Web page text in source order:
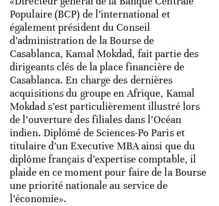
Populaire (BCP) de l’international et
également président du Conseil
d’administration de la Bourse de
Casablanca, Kamal Mokdad, fait partie des
dirigeants clés de la place financière de
Casablanca. En charge des dernières
acquisitions du groupe en Afrique, Kamal
Mokdad s’est particulièrement illustré lors
de l’ouverture des filiales dans l’Océan
indien. Diplômé de Sciences-Po Paris et
titulaire d’un Executive MBA ainsi que du
diplôme français d’expertise comptable, il
plaide en ce moment pour faire de la Bourse
une priorité nationale au service de
l’économie».